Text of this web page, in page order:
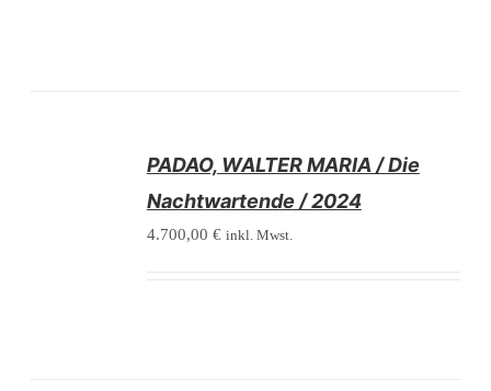
PADAO, WALTER MARIA / Die
Nachtwartende / 2024
4.700,00 € inkl. Mwst.